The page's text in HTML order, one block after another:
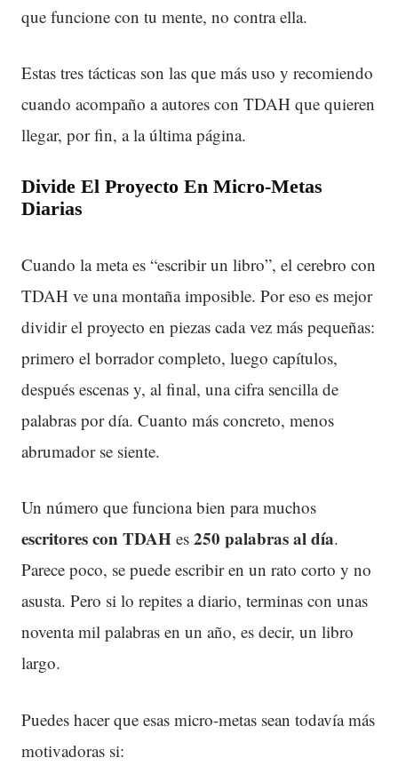
que funcione con tu mente, no contra ella.
Estas tres tácticas son las que más uso y recomiendo
cuando acompaño a autores con TDAH que quieren
llegar, por fin, a la última página.
Divide El Proyecto En Micro-Metas
Diarias
Cuando la meta es “escribir un libro”, el cerebro con
TDAH ve una montaña imposible. Por eso es mejor
dividir el proyecto en piezas cada vez más pequeñas:
primero el borrador completo, luego capítulos,
después escenas y, al final, una cifra sencilla de
palabras por día. Cuanto más concreto, menos
abrumador se siente.
Un número que funciona bien para muchos
escritores con TDAH es 250 palabras al día.
Parece poco, se puede escribir en un rato corto y no
asusta. Pero si lo repites a diario, terminas con unas
noventa mil palabras en un año, es decir, un libro
largo.
Puedes hacer que esas micro-metas sean todavía más
motivadoras si: